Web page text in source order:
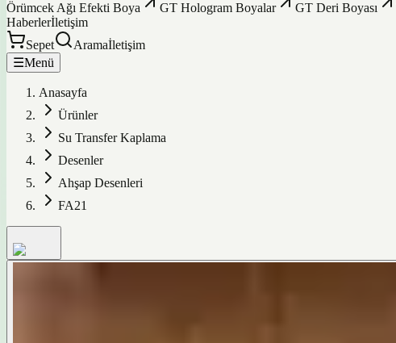
Örümcek Ağı Efekti Boya
GT Hologram Boyalar GT Deri Boyası
Haberlerİletişim
Sepet
Aramaİletişim
☰Menü
Anasayfa
Ürünler
Su Transfer Kaplama
Desenler
Ahşap Desenleri
FA21